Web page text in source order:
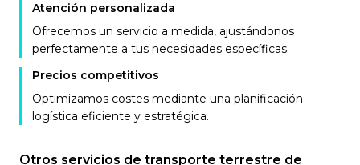
Atención personalizada
Ofrecemos un servicio a medida, ajustándonos
perfectamente a tus necesidades específicas.
Precios competitivos
Optimizamos costes mediante una planificación
logística eficiente y estratégica.
Otros servicios de transporte terrestre de